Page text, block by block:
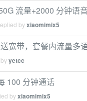
流量+2000 分钟语音
byxiaomimix5
宽带，套餐内流量多
yetcc
100 分钟通话
byxiaomimix5